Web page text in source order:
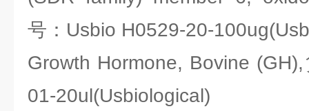
号：Usbio H0529-20-
Growth Hormone, Bovine
01-20ul(Usbiological)